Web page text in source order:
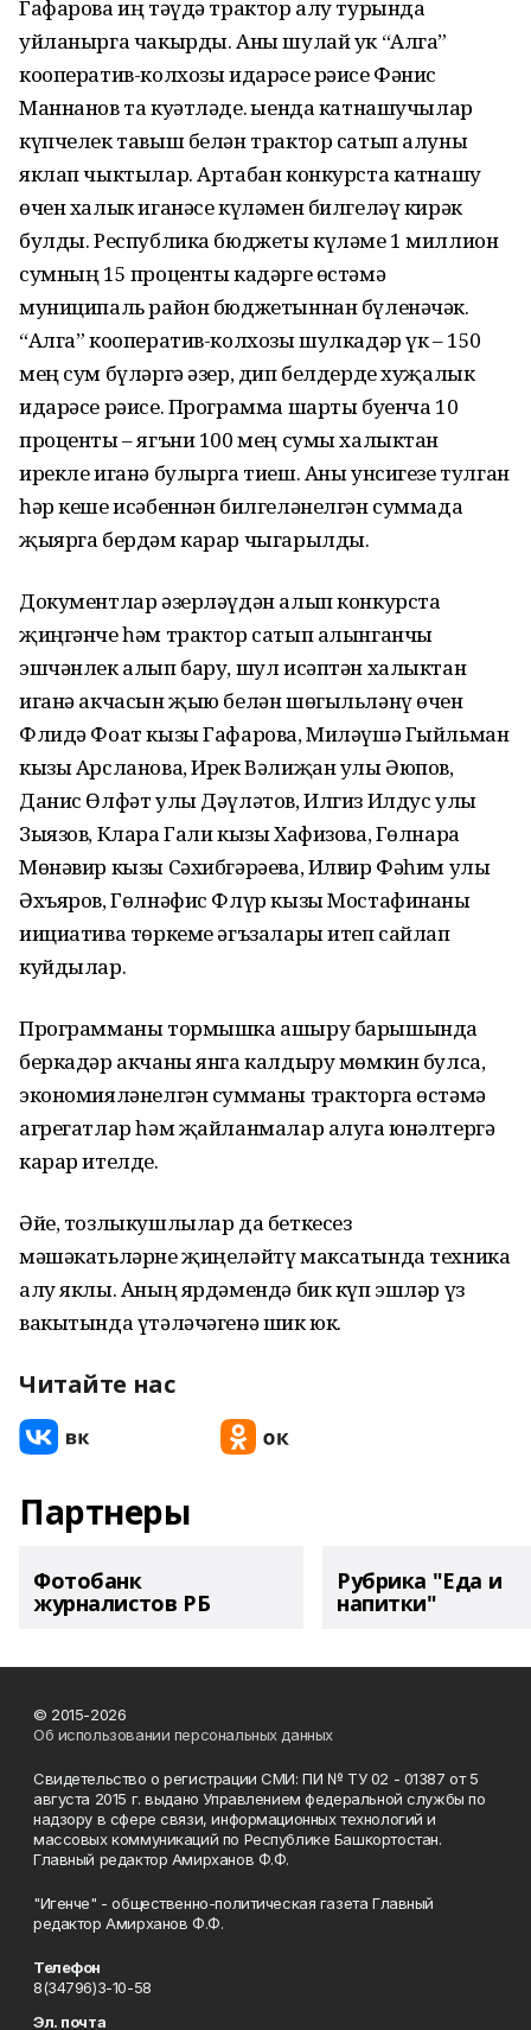
Гафарова иң тәүдә трактор алу турында
уйланырга чакырды. Аны шулай ук “Алга”
кооператив-колхозы идарәсе рәисе Фәнис
Маннанов та куәтләде. Җыенда катнашучылар
күпчелек тавыш белән трактор сатып алуны
яклап чыктылар. Артабан конкурста катнашу
өчен халык иганәсе күләмен билгеләү кирәк
булды. Республика бюджеты күләме 1 миллион
сумның 15 проценты кадәрге өстәмә
муниципаль район бюджетыннан бүленәчәк.
“Алга” кооператив-колхозы шулкадәр үк – 150
мең сум бүләргә әзер, дип белдерде хуҗалык
идарәсе рәисе. Программа шарты буенча 10
проценты – ягъни 100 мең сумы халыктан
ирекле иганә булырга тиеш. Аны унсигезе тулган
һәр кеше исәбеннән билгеләнелгән суммада
җыярга бердәм карар чыгарылды.
Документлар әзерләүдән алып конкурста
җиңгәнче һәм трактор сатып алынганчы
эшчәнлек алып бару, шул исәптән халыктан
иганә акчасын җыю белән шөгыльләнү өчен
Флидә Фоат кызы Гафарова, Миләүшә Гыйльман
кызы Арсланова, Ирек Вәлиҗан улы Әюпов,
Данис Өлфәт улы Дәүләтов, Илгиз Илдус улы
Зыязов, Клара Гали кызы Хафизова, Гөлнара
Мөнәвир кызы Сәхибгәрәева, Илвир Фәһим улы
Әхъяров, Гөлнәфис Флүр кызы Мостафинаны
иициатива төркеме әгъзалары итеп сайлап
куйдылар.
Программаны тормышка ашыру барышында
беркадәр акчаны янга калдыру мөмкин булса,
экономияләнелгән сумманы тракторга өстәмә
агрегатлар һәм җайланмалар алуга юнәлтергә
карар ителде.
Әйе, тозлыкушлылар да беткесез
мәшәкатьләрне җиңеләйтү максатында техника
алу яклы. Аның ярдәмендә бик күп эшләр үз
вакытында үтәләчәгенә шик юк.
Читайте нас
Партнеры
Фотобанк
журналистов РБ
Рубрика "Еда и
напитки"
© 2015-2026
Об использовании персональных данных
Свидетельство о регистрации СМИ: ПИ № ТУ 02 - 01387 от 5
августа 2015 г. выдано Управлением федеральной службы по
надзору в сфере связи, информационных технологий и
массовых коммуникаций по Республике Башкортостан.
Главный редактор Амирханов Ф.Ф.
"Игенче" - общественно-политическая газета Главный
редактор Амирханов Ф.Ф.
Телефон
8(34796)3-10-58
Эл. почта